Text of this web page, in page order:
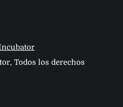
Todos los derechos